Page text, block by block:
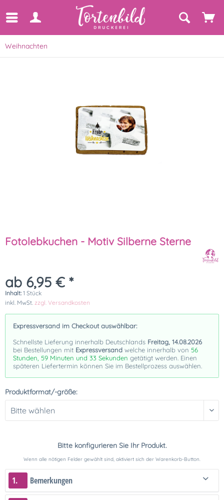
Weihnachten
Fotolebkuchen - Motiv Silberne Sterne
ab 6,95 € *
Inhalt: 1 Stück
inkl. MwSt. zzgl. Versandkosten
Expressversand im Checkout auswählbar:
Schnellste Lieferung innerhalb Deutschlands Freitag, 14.08.2026
bei Bestellungen mit Expressversand welche innerhalb von 56
Stunden, 59 Minuten und 32 Sekunden getätigt werden. Einen
späteren Liefertermin können Sie im Bestellprozess auswählen.
Produktformat/-größe:
Bitte konfigurieren Sie Ihr Produkt.
Wenn alle nötigen Felder gewählt sind, aktiviert sich der Warenkorb-Button.
1. Bemerkungen